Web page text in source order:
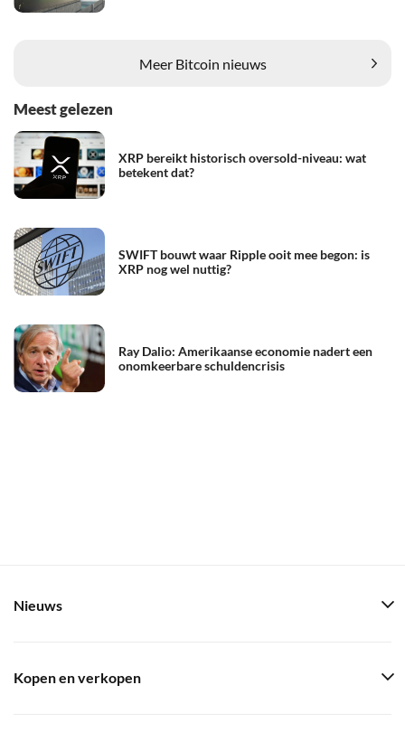
Meer Bitcoin nieuws
Meest gelezen
XRP bereikt historisch oversold-niveau: wat
betekent dat?
SWIFT bouwt waar Ripple ooit mee begon: is
XRP nog wel nuttig?
Ray Dalio: Amerikaanse economie nadert een
onomkeerbare schuldencrisis
Nieuws
Kopen en verkopen